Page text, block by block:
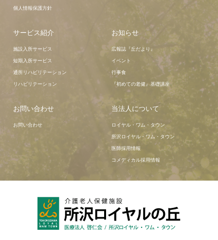
個人情報保護方針
サービス紹介
施設入所サービス
短期入所サービス
通所リハビリテーション
リハビリテーション
お知らせ
広報誌『丘だより』
イベント
行事食
『初めての老健』基礎講座
お問い合わせ
お問い合わせ
当法人について
ロイヤル・ワム・タウン
所沢ロイヤル・ワム・タウン
医師採用情報
コメディカル採用情報